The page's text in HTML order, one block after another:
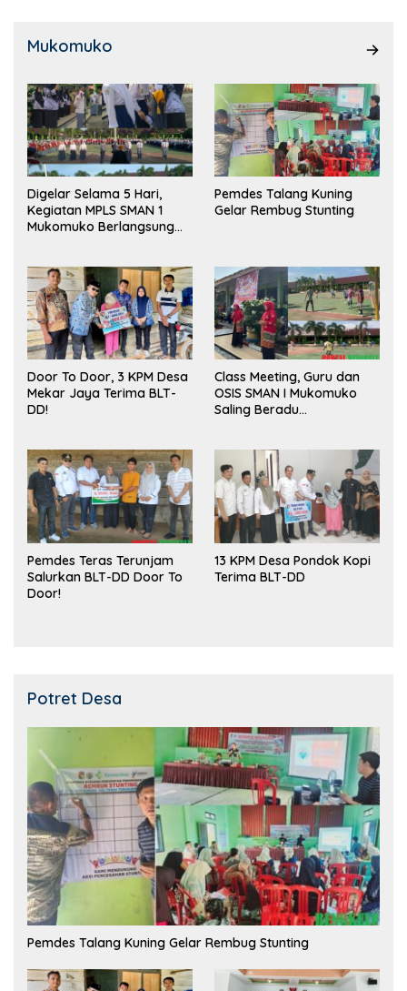
Mukomuko
Digelar Selama 5 Hari,
Kegiatan MPLS SMAN 1
Mukomuko Berlangsung
Pemdes Talang Kuning
Gelar Rembug Stunting
Door To Door, 3 KPM Desa
Mekar Jaya Terima BLT-
DD!
Class Meeting, Guru dan
OSIS SMAN I Mukomuko
Saling Beradu
Pemdes Teras Terunjam
Salurkan BLT-DD Door To
Door!
13 KPM Desa Pondok Kopi
Terima BLT-DD
Potret Desa
Pemdes Talang Kuning Gelar Rembug Stunting